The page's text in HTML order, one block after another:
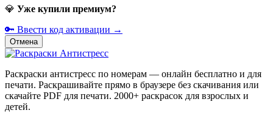
💎 Уже купили премиум?
🔑 Ввести код активации →
Отмена
Раскраски антистресс по номерам — онлайн бесплатно и для
печати. Раскрашивайте прямо в браузере без скачивания или
скачайте PDF для печати. 2000+ раскрасок для взрослых и
детей.